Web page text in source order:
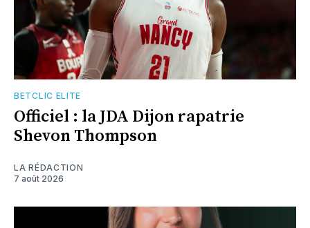
BETCLIC ELITE
Officiel : la JDA Dijon rapatrie
Shevon Thompson
LA RÉDACTION
7 août 2026